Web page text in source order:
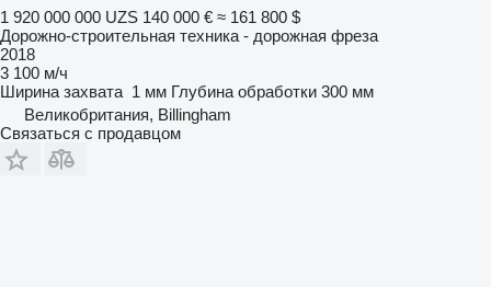
1 920 000 000 UZS 140 000 € ≈ 161 800 $
Дорожно-строительная техника - дорожная фреза
2018
3 100 м/ч
Ширина захвата 1 мм Глубина обработки 300 мм
Великобритания, Billingham
Связаться с продавцом